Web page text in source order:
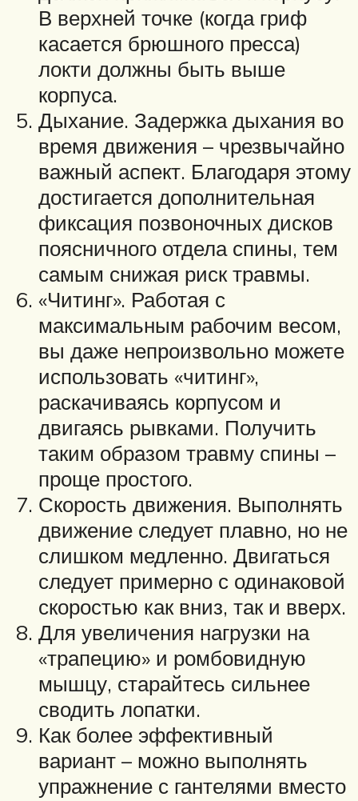
В верхней точке (когда гриф
касается брюшного пресса)
локти должны быть выше
корпуса.
Дыхание. Задержка дыхания во
время движения – чрезвычайно
важный аспект. Благодаря этому
достигается дополнительная
фиксация позвоночных дисков
поясничного отдела спины, тем
самым снижая риск травмы.
«Читинг». Работая с
максимальным рабочим весом,
вы даже непроизвольно можете
использовать «читинг»,
раскачиваясь корпусом и
двигаясь рывками. Получить
таким образом травму спины –
проще простого.
Скорость движения. Выполнять
движение следует плавно, но не
слишком медленно. Двигаться
следует примерно с одинаковой
скоростью как вниз, так и вверх.
Для увеличения нагрузки на
«трапецию» и ромбовидную
мышцу, старайтесь сильнее
сводить лопатки.
Как более эффективный
вариант – можно выполнять
упражнение с гантелями вместо